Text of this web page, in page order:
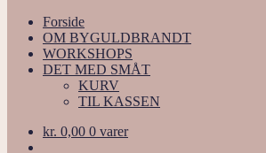
Forside
OM BYGULDBRANDT
WORKSHOPS
DET MED SMÅT
KURV
TIL KASSEN
kr. 0,00 0 varer